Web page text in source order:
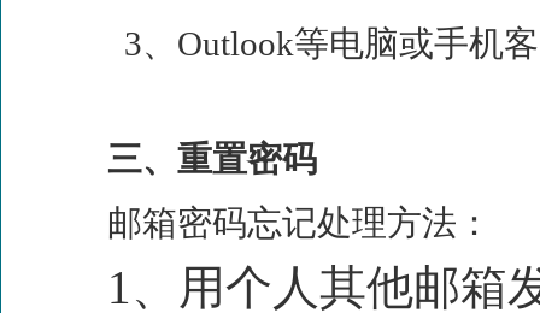
3、 Outlook等电脑或手机
三、重置密码
邮箱密码忘记处理方法：
1、 用个人其他邮箱